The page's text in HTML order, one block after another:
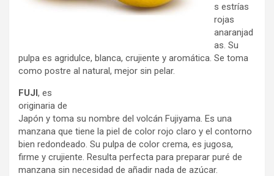
s estrías
rojas
anaranjad
as. Su
pulpa es agridulce, blanca, crujiente y aromática. Se toma
como postre al natural, mejor sin pelar.
FUJI, es
originaria de
Japón y toma su nombre del volcán Fujiyama. Es una
manzana que tiene la piel de color rojo claro y el contorno
bien redondeado. Su pulpa de color crema, es jugosa,
firme y crujiente. Resulta perfecta para preparar puré de
manzana sin necesidad de añadir nada de azúcar.